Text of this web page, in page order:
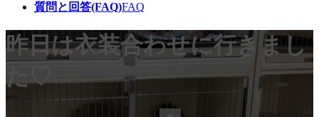
質問と回答(FAQ)FAQ
昨日は衣装合わせに行きまし
た♡